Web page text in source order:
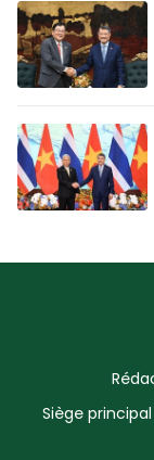
Siège principal